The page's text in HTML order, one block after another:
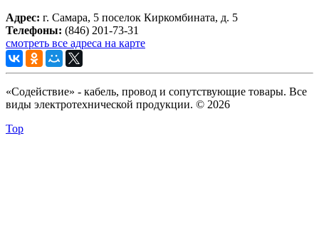
Адрес: г. Самара, 5 поселок Киркомбината, д. 5
Телефоны: (846) 201-73-31
смотреть все адреса на карте
«Содействие» - кабель, провод и сопутствующие товары. Все
виды электротехнической продукции. © 2026
Top